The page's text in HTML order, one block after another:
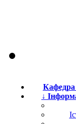
Кафедра
↓